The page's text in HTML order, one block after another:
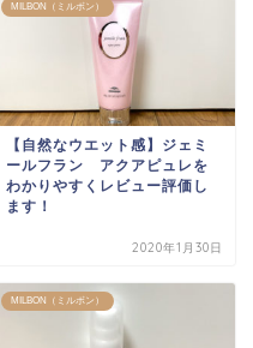
MILBON（ミルボン）
【自然なウエット感】ジェミ
ールフラン アクアピュレを
わかりやすくレビュー評価し
ます！
2020年1月30日
MILBON（ミルボン）